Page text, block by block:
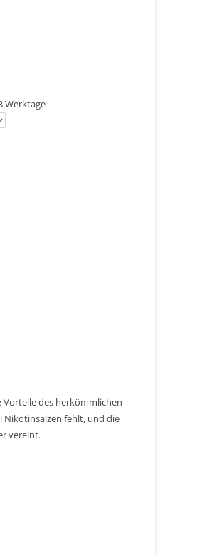
Werktage
des herkömmlichen
Nikotinsalzen fehlt, und die
vereint.